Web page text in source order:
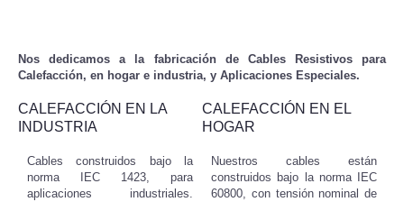
Nos dedicamos a la fabricación de Cables Resistivos para
Calefacción, en hogar e industria, y Aplicaciones Especiales.
CALEFACCIÓN EN LA
INDUSTRIA
CALEFACCIÓN EN EL
HOGAR
Cables construidos bajo la
norma IEC 1423, para
aplicaciones industriales.
Nuestros cables están
construidos bajo la norma IEC
60800, con tensión nominal de